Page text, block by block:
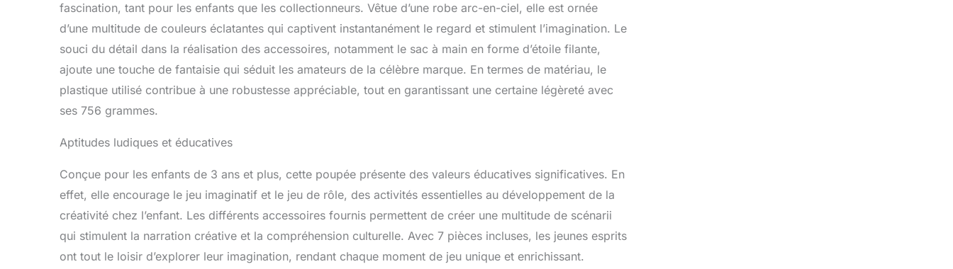
fascination, tant pour les enfants que les collectionneurs. Vêtue d’une robe arc-en-ciel, elle est ornée
d’une multitude de couleurs éclatantes qui captivent instantanément le regard et stimulent l’imagination. Le
souci du détail dans la réalisation des accessoires, notamment le sac à main en forme d’étoile filante,
ajoute une touche de fantaisie qui séduit les amateurs de la célèbre marque. En termes de matériau, le
plastique utilisé contribue à une robustesse appréciable, tout en garantissant une certaine légèreté avec
ses 756 grammes.
Aptitudes ludiques et éducatives
Conçue pour les enfants de 3 ans et plus, cette poupée présente des valeurs éducatives significatives. En
effet, elle encourage le jeu imaginatif et le jeu de rôle, des activités essentielles au développement de la
créativité chez l’enfant. Les différents accessoires fournis permettent de créer une multitude de scénarii
qui stimulent la narration créative et la compréhension culturelle. Avec 7 pièces incluses, les jeunes esprits
ont tout le loisir d’explorer leur imagination, rendant chaque moment de jeu unique et enrichissant.